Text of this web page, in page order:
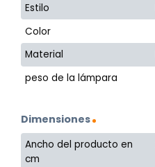
Estilo
Color
Material
peso de la lámpara
Dimensiones
Ancho del producto en
cm